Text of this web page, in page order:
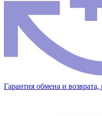
Гарантия обмена и возврата,